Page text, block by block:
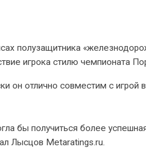
полузащитника
игрока стилю чемпионата
он отлично совместим с игрой
бы получиться более
Лысцов Metaratings.ru.